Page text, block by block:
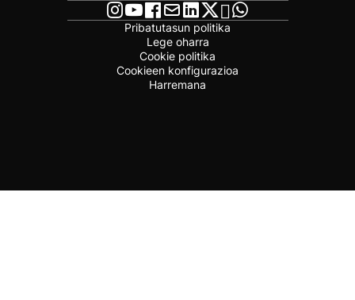
Pribatutasun politika
Lege oharra
Cookie politika
Cookieen konfigurazioa
Harremana